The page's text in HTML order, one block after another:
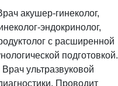
акушер-гинеколог,
эндокринолог,
с расширенной
подготовкой.
Врач ультразвуковой
Проводит